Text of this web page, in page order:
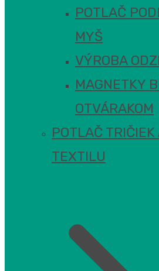
POTLAČ
MYŠ
VÝROBA
MAGNETKY
OTVÁRAKOM
POTLAČ TRIČIEK
TEXTILU